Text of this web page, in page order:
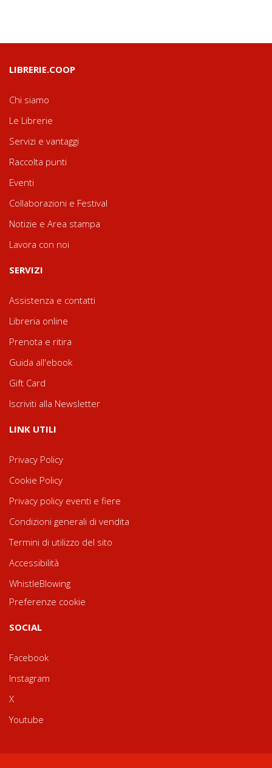
LIBRERIE.COOP
Chi siamo
Le Librerie
Servizi e vantaggi
Raccolta punti
Eventi
Collaborazioni e Festival
Notizie e Area stampa
Lavora con noi
SERVIZI
Assistenza e contatti
Libreria online
Prenota e ritira
Guida all'ebook
Gift Card
Iscriviti alla Newsletter
LINK UTILI
Privacy Policy
Cookie Policy
Privacy policy eventi e fiere
Condizioni generali di vendita
Termini di utilizzo del sito
Accessibilità
WhistleBlowing
Preferenze cookie
SOCIAL
Facebook
Instagram
X
Youtube